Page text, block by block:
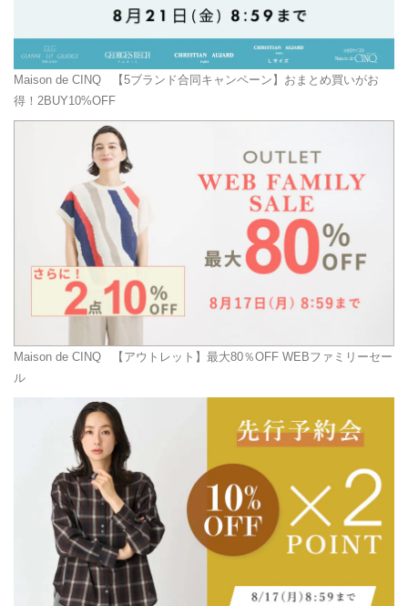
Maison de CINQ 【5ブランド合同キャンペーン】おまとめ買いがお
得！2BUY10%OFF
Maison de CINQ 【アウトレット】最大80％OFF WEBファミリーセー
ル